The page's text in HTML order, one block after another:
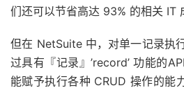
们还可以节省高达 93% 的相关 IT
但在 NetSuite 中，对单一记录执
过具有『记录』’record’ 功能的
能赋予执行各种 CRUD 操作的能